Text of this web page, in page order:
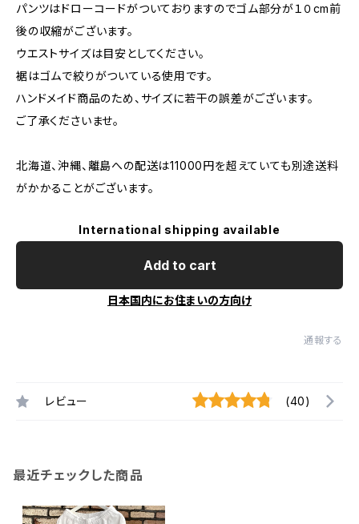
パンツはドローコードがついておりますのでゴム部分が１０cm前
後の収縮がございます。
ウエストサイズは目安としてください。
裾はゴムで絞りがついている使用です。
ハンドメイド商品のため、サイズに若干の誤差がございます。
ご了承くださいませ。
北海道、沖縄、離島への配送は11000円を超えていても別途送料
がかかることがございます。
International shipping available
Add to cart
日本国内にお住まいの方向け
通報する
レビュー (40)
最近チェックした商品